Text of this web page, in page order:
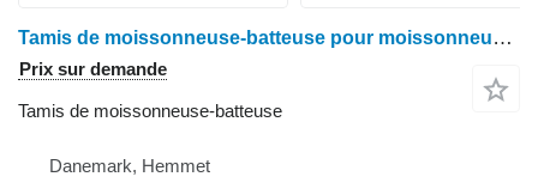
Tamis de moissonneuse-batteuse pour moissonneuse-batteuse John Deere 9540
Prix sur demande
Tamis de moissonneuse-batteuse
Danemark, Hemmet